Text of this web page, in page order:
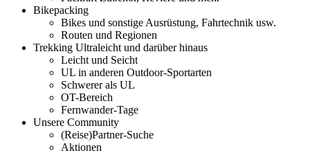
Bikepacking
Bikes und sonstige Ausrüstung, Fahrtechnik usw.
Routen und Regionen
Trekking Ultraleicht und darüber hinaus
Leicht und Seicht
UL in anderen Outdoor-Sportarten
Schwerer als UL
OT-Bereich
Fernwander-Tage
Unsere Community
(Reise)Partner-Suche
Aktionen